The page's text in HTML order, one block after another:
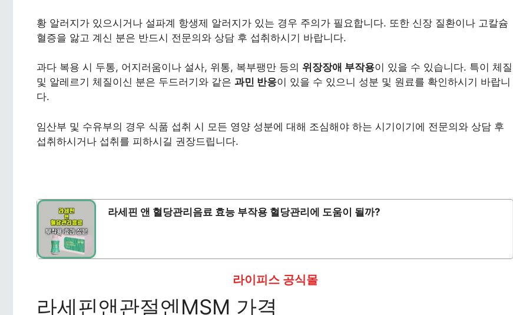
황 알러지가 있으시거나 설파계 항생제 알러지가 있는 경우 주의가 필요합니다. 또한 신장 질환이나 고칼슘
혈증을 앓고 계신 분은 반드시 전문의와 상담 후 섭취하시기 바랍니다.
과다 복용 시 두통, 어지러움이나 설사, 위통, 복부팽만 등의 위장장애 부작용이 있을 수 있습니다. 특이 체질
및 알레르기 체질이신 분은 두드러기와 같은 과민 반응이 있을 수 있으니 성분 및 원료를 확인하시기 바랍니
다.
임산부 및 수유부의 경우 식품 섭취 시 모든 영양 성분에 대해 조심해야 하는 시기이기에 전문의와 상담 후
섭취하시거나 섭취를 피하시길 권장드립니다.
라세핀 앤 혈당관리음료 효능 부작용 혈당관리에 도움이 될까?
라이피스 공식몰
라세핀앤관절엔MSM 가격